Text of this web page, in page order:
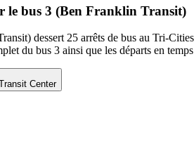
le bus 3 (Ben Franklin Transit)
dessert 25 arrêts de bus au Tri-
du bus 3 ainsi que les départs en
Center